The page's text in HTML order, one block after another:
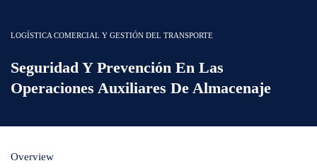
LOGÍSTICA COMERCIAL Y GESTIÓN DEL TRANSPORTE
Seguridad Y Prevención En Las
Operaciones Auxiliares De Almacenaje
Overview